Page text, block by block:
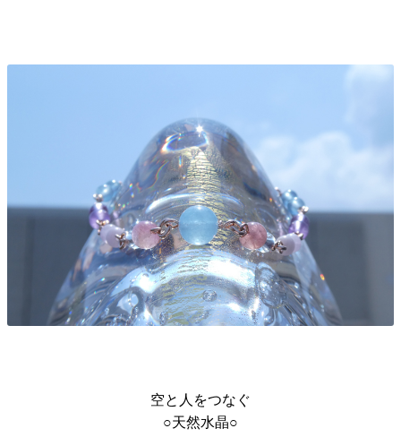
空と人をつなぐ
○天然水晶○